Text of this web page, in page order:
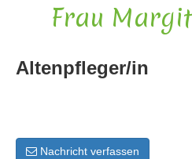
Frau
Altenpfleger/in
Nachricht verfassen